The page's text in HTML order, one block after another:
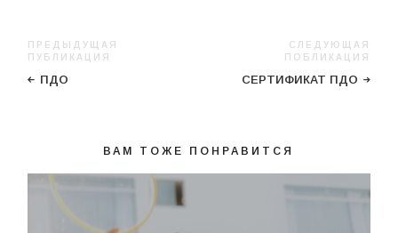
ПРЕДЫДУЩАЯ
ПУБЛИКАЦИЯ
ПДО
СЛЕДУЮЩАЯ
ПОБЛИКАЦИЯ
СЕРТИФИКАТ ПДО
ВАМ ТОЖЕ ПОНРАВИТСЯ